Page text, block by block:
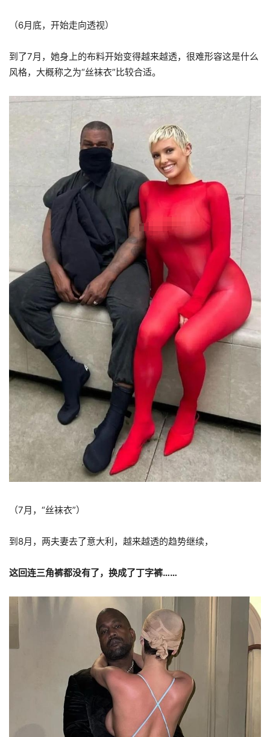
（6月底，开始走向透视）
到了7月，她身上的布料开始变得越来越透，很难形容这是什么
风格，大概称之为“丝袜衣”比较合适。
（7月，“丝袜衣”）
到8月，两夫妻去了意大利，越来越透的趋势继续，
这回连三角裤都没有了，换成了丁字裤……